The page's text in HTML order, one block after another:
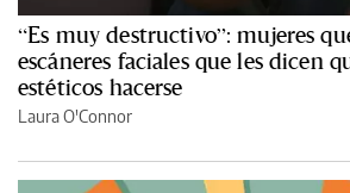
“Es muy destructivo”: mujeres
escáneres faciales que les dicen
estéticos hacerse
Laura O'Connor